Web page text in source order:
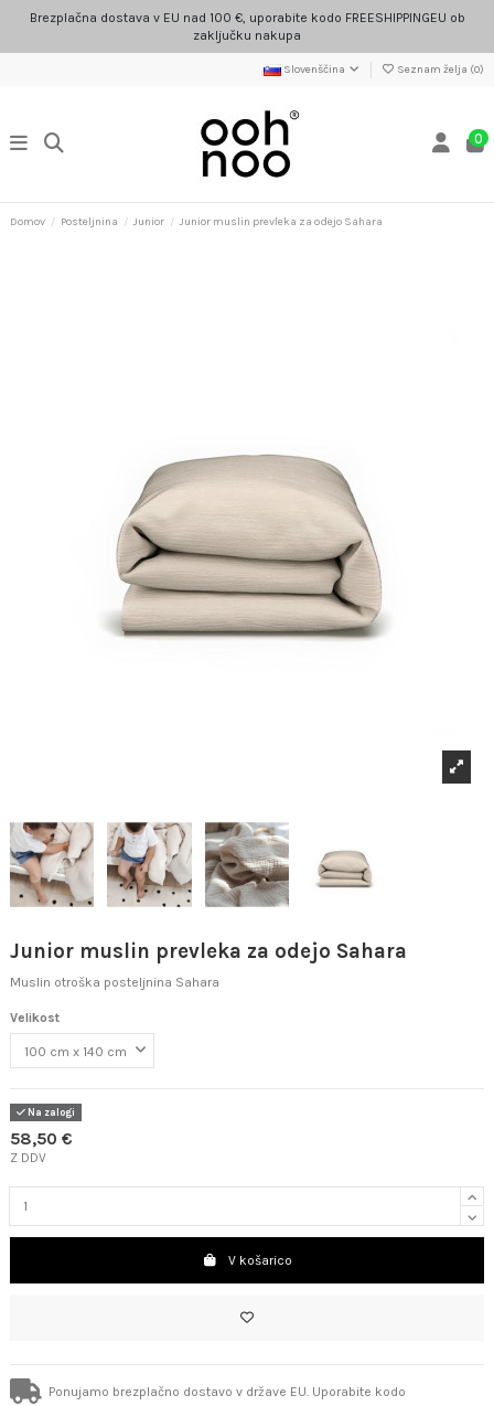
Brezplačna dostava v EU nad 100 €, uporabite kodo FREESHIPPINGEU ob
zaključku nakupa
Slovenščina Seznam želja (0)
0
Domov Posteljnina Junior Junior muslin prevleka za odejo Sahara
Junior muslin prevleka za odejo Sahara
Muslin otroška posteljnina Sahara
Velikost
Na zalogi
58,50 €
Z DDV
V košarico
Ponujamo brezplačno dostavo v države EU. Uporabite kodo